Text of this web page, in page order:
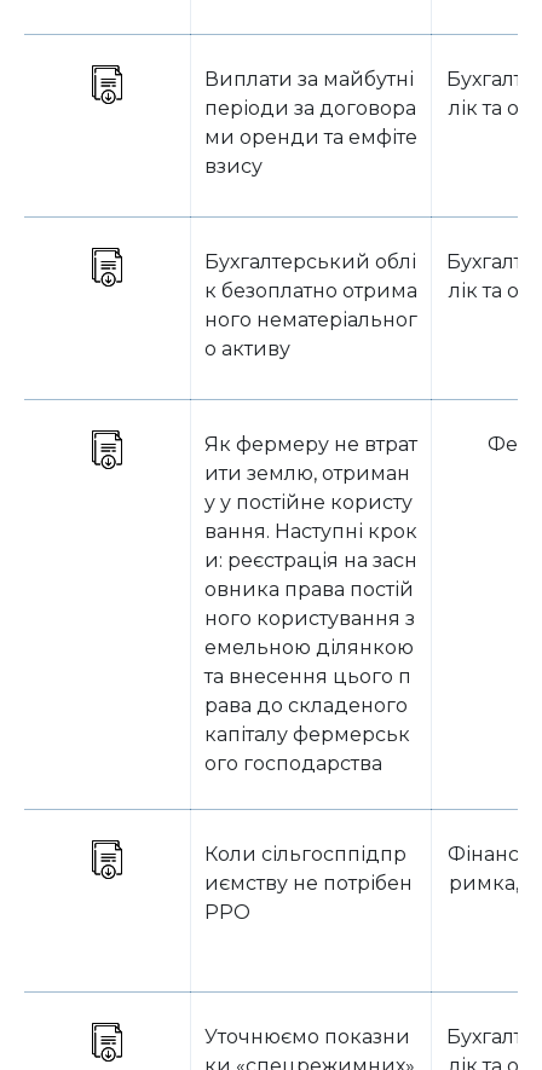
Виплати за майбутні
періоди за договора
ми оренди та емфіте
взису
лік та
Бухгалтерський облі
к безоплатно отрима
ного нематеріальног
о активу
лік та
Як фермеру не втрат
ити землю, отриман
у у постійне користу
вання. Наступні крок
и: реєстрація на засн
овника права постій
ного користування з
емельною ділянкою
та внесення цього п
рава до складеного
капіталу фермерськ
ого господарства
Коли сільгосппідпр
иємству не потрібен
РРО
римка,
Уточнюємо показни